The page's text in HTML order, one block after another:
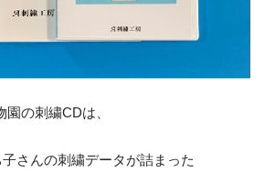
の刺繍CDは、
さんの刺繍データが詰まった